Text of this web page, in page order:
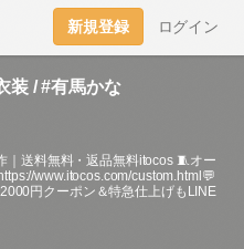
新規登録 ログイン
装 / #有馬かな
｜送料無料・返品無料itocos 🧵オー
https://www.itocos.com/custom.html💬
円クーポン＆特急仕上げもLINE